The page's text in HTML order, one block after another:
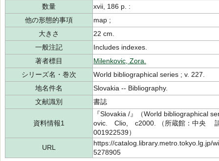
数量
xvii, 186 p. :
他の形態的事項
map ;
大きさ
22 cm.
一般注記
Includes indexes.
著者標目
Milenkovic, Zora.
シリーズ名・巻次
World bibliographical series ; v. 227.
地名件名
Slovakia -- Bibliography.
文献識別
書誌
資料情報1
『Slovakia /』（World bibliographical
ovic. Clio, c2000. （所蔵館：中央
001922539）
URL
https://catalog.library.metro.tokyo.lg.jp/
5278905